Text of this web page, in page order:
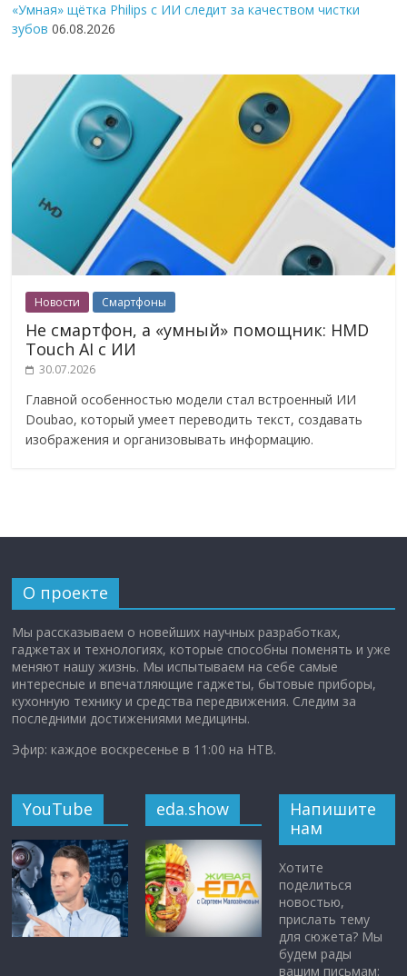
«Умная» щётка Philips с ИИ следит за качеством чистки
зубов 06.08.2026
Новости Смартфоны
Не смартфон, а «умный» помощник: HMD
Touch AI с ИИ
30.07.2026
Главной особенностью модели стал встроенный ИИ
Doubao, который умеет переводить текст, создавать
изображения и организовывать информацию.
О проекте
Мы рассказываем о новейших научных разработках,
гаджетах и технологиях, которые способны поменять и уже
меняют нашу жизнь. Мы испытываем на себе самые
интересные и впечатляющие гаджеты, бытовые приборы,
кухонную технику и средства передвижения. Следим за
последними достижениями медицины.
Эфир: каждое воскресенье в 11:00 на НТВ.
YouTube eda.show
Напишите
нам
Хотите
поделиться
новостью,
прислать тему
для сюжета? Мы
будем рады
вашим письмам: